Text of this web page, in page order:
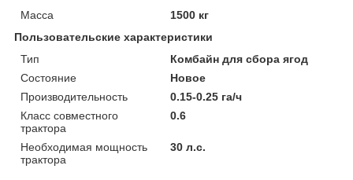
Масса
1500 кг
Пользовательские характеристики
Тип
Комбайн для сбора ягод
Состояние
Новое
Производительность
0.15-0.25 га/ч
Класс совместного
трактора
0.6
Необходимая мощность
трактора
30 л.с.